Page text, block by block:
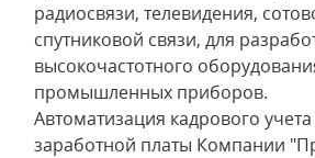
радиосвязи, телевидения,
спутниковой связи, для
высокочастотного
промышленных приборов.
Автоматизация кадрового
заработной платы Компании